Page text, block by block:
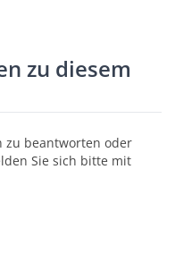
zu diesem
zu beantworten oder
Sie sich bitte mit